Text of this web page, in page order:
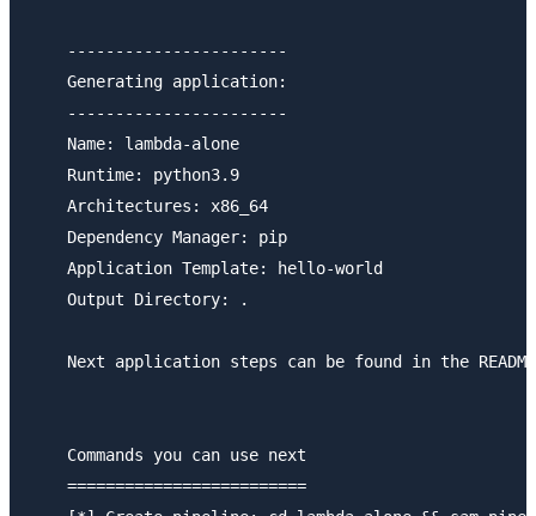
    -----------------------
    Generating application:
    -----------------------
    Name: lambda-alone
    Runtime: python3.9
    Architectures: x86_64
    Dependency Manager: pip
    Application Template: hello-world
    Output Directory: .
Next application steps can be found in the
    Commands you can use next
    =========================